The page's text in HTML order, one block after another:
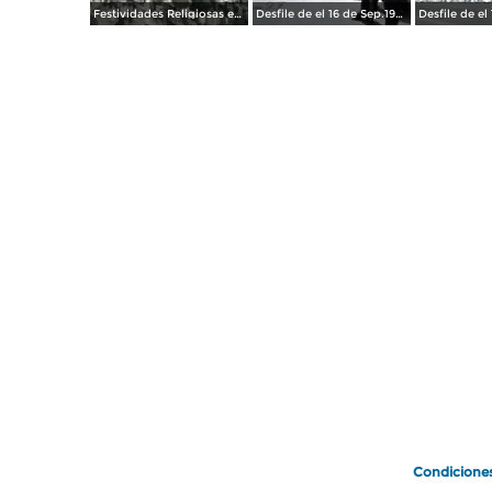
Festividades Religiosas en la Villa de Guadalupr Desfile de el 16 de Sep.1955